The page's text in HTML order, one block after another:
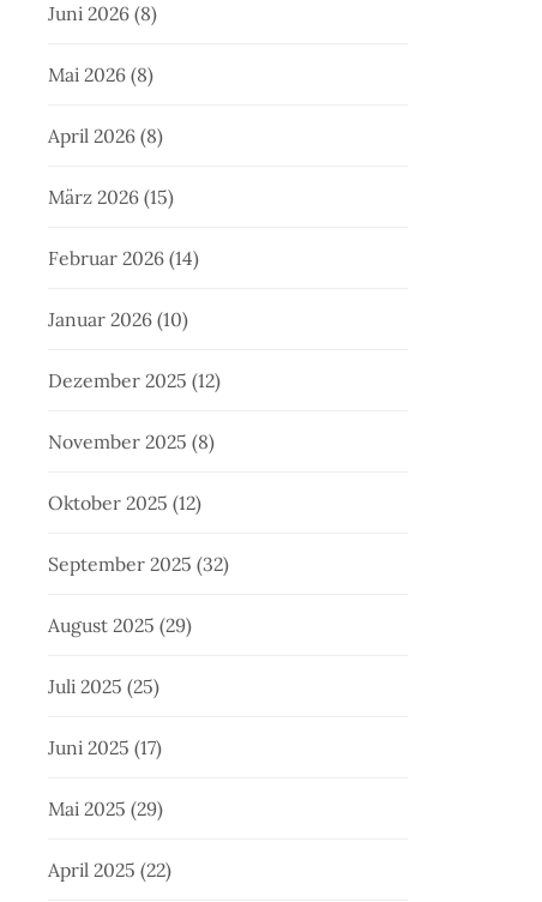
Juni 2026 (8)
Mai 2026 (8)
April 2026 (8)
März 2026 (15)
Februar 2026 (14)
Januar 2026 (10)
Dezember 2025 (12)
November 2025 (8)
Oktober 2025 (12)
September 2025 (32)
August 2025 (29)
Juli 2025 (25)
Juni 2025 (17)
Mai 2025 (29)
April 2025 (22)